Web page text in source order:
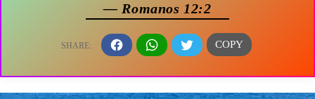
— Romanos 12:2